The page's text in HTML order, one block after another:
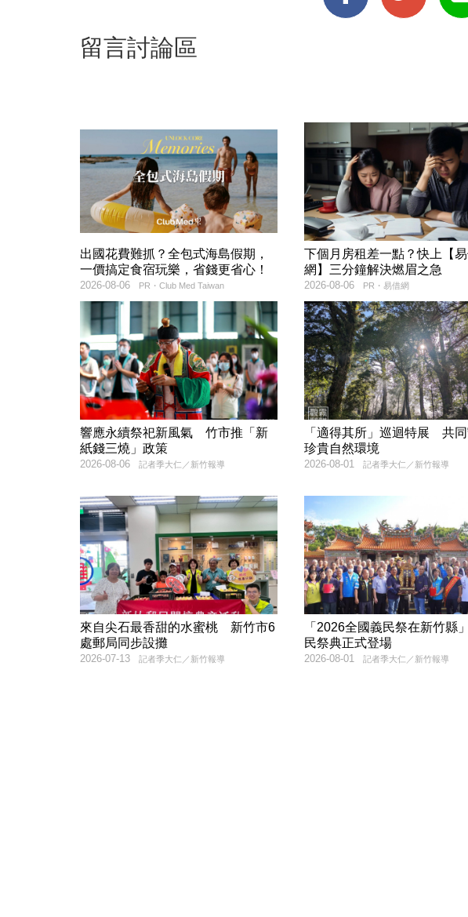
留言討論區
出國花費難抓？全包式海島假期，
一價搞定食宿玩樂，省錢更省心！
PR・Club Med Taiwan
2026-08-06
下個月房租差一點？快上【
網】三分鐘解決燃眉之急
PR・易借網
2026-08-06
響應永續祭祀新風氣 竹市推「新
紙錢三燒」政策
記者季大仁／新竹報導
2026-08-06
「適得其所」巡迴特展 共
珍貴自然環境
記者季大仁／新竹報導
2026-08-01
來自尖石最香甜的水蜜桃 新竹市6
處郵局同步設攤
記者季大仁／新竹報導
2026-07-13
「2026全國義民祭在新竹
民祭典正式登場
記者季大仁／新竹報導
2026-08-01